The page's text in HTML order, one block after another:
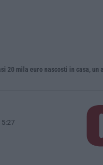
euro nascosti in casa, un